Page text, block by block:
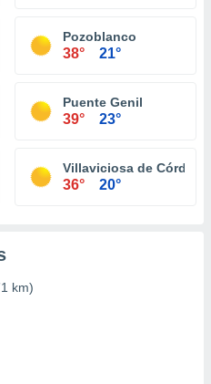
Pozoblanco
38° 21°
Puente Genil
39° 23°
Villaviciosa de Córdoba
36° 20°
km)